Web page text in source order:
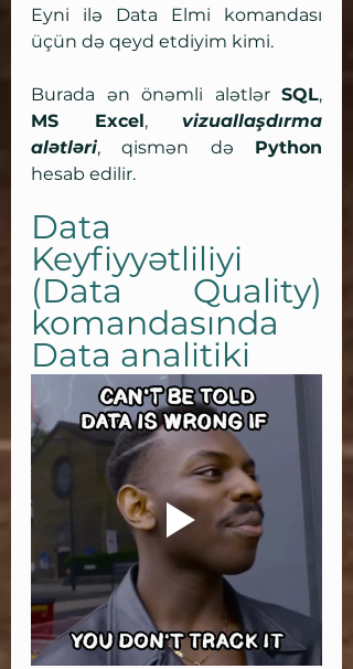
Eyni ilə Data Elmi komandası
üçün də qeyd etdiyim kimi.
Burada ən önəmli alətlər SQL
MS Excel, vizuallaşdırma
alətləri, qismən də Python
hesab edilir.
Data
Keyfiyyətliliyi
(Data Quality)
komandasında
Data analitiki